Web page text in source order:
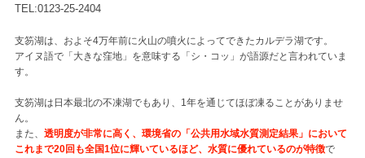
TEL:0123-25-2404
支笏湖は、およそ4万年前に火山の噴火によってできたカルデラ湖です。
アイヌ語で「大きな窪地」を意味する「シ・コッ」が語源だと言われていま
す。
支笏湖は日本最北の不凍湖でもあり、1年を通じてほぼ凍ることがありませ
ん。
また、 透明度が非常に高く、環境省の「公共用水域水質測定結果」において
これまで20回も全国1位に輝いているほど、水質に優れているのが特徴で